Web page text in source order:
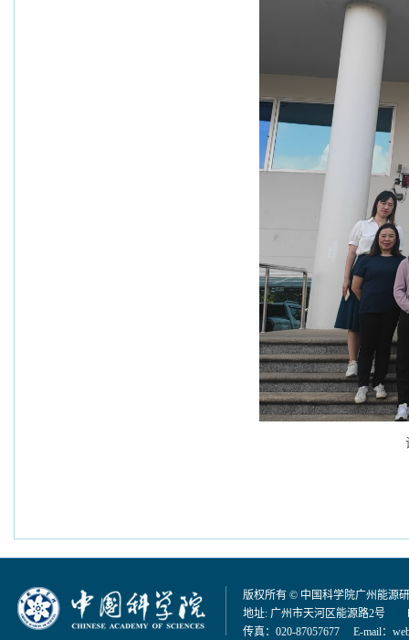
版权所有 © 中国科学院广州能源
地址: 广州市天河区能源路2号
传真：020-87057677 E-mail：